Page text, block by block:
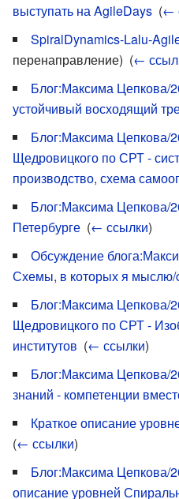
выступать на AgileDays (←
SpiralDynamics-Lalu-
перенаправление) ‎ (←
Блог:Максима Цепкова/
устойчивый восходящий
Блог:Максима Цепкова/
Щедровицкого по СРТ -
производство, схема
Блог:Максима Цепкова/
Петербурге (← ссылки)
Обсуждение
Схемы, в которых я мыслю/
Блог:Максима Цепкова/
Щедровицкого по СРТ -
институтов (← ссылки)
Блог:Максима Цепкова/
знаний - компетенции
Краткое описание
(← ссылки)
Блог:Максима Цепкова/
описание уровней